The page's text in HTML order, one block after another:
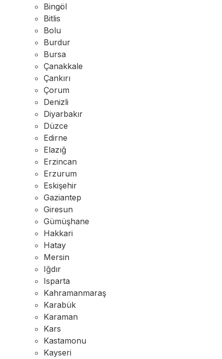
Bingöl
Bitlis
Bolu
Burdur
Bursa
Çanakkale
Çankırı
Çorum
Denizli
Diyarbakır
Düzce
Edirne
Elazığ
Erzincan
Erzurum
Eskişehir
Gaziantep
Giresun
Gümüşhane
Hakkari
Hatay
Mersin
Iğdır
Isparta
Kahramanmaraş
Karabük
Karaman
Kars
Kastamonu
Kayseri